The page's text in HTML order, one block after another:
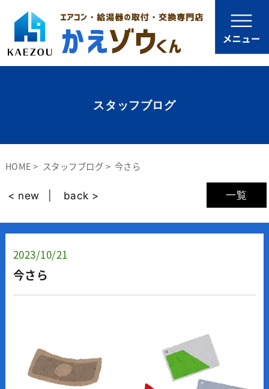
スタッフブログ
HOME スタッフブログ 今さら
一覧
< new back >
2023/10/21
今さら